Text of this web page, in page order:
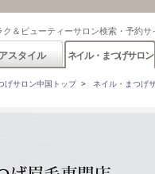
＆ビューティーサロン検索・予約サ
スタイル ネイル・まつげサロン
げサロン中国トップ> ネイル・まつげ